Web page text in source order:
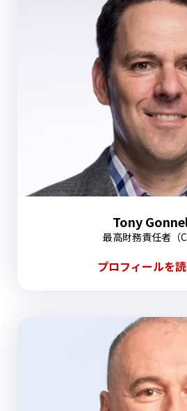
Tony
最高財務責任者（
プロフィールを